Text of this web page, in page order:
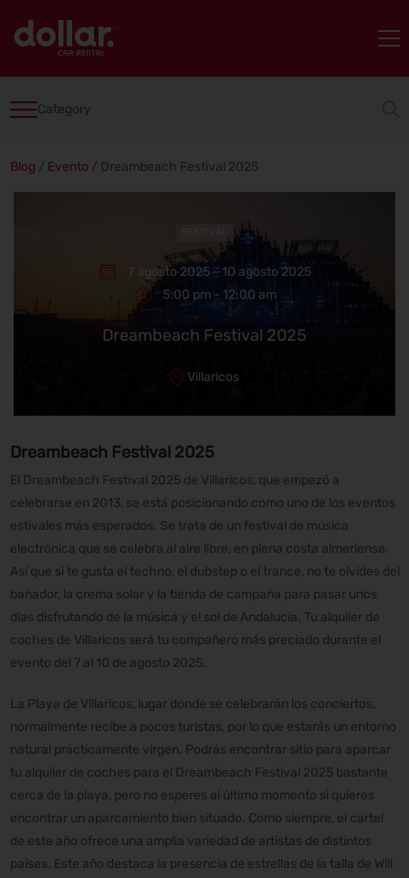
Category
Blog / Evento / Dreambeach Festival 2025
7 agosto 2025 - 10 agosto 2025
5:00 pm - 12:00 am
Dreambeach Festival 2025
Villaricos
Dreambeach Festival 2025
El Dreambeach Festival 2025 de Villaricos, que empezó a
celebrarse en 2013, se está posicionando como uno de los eventos
estivales más esperados. Se trata de un festival de música
electrónica que se celebra al aire libre, en plena costa almeriense.
Así que si te gusta el techno, el dubstep o el trance, no te olvides del
bañador, la crema solar y la tienda de campaña para pasar unos
días disfrutando de la música y el sol de Andalucía. Tu alquiler de
coches de Villaricos será tu compañero más preciado durante el
evento del 7 al 10 de agosto 2025.
La Playa de Villaricos, lugar donde se celebrarán los conciertos,
normalmente recibe a pocos turistas, por lo que estarás un entorno
natural prácticamente virgen. Podrás encontrar sitio para aparcar
tu alquiler de coches para el Dreambeach Festival 2025 bastante
cerca de la playa, pero no esperes al último momento si quieres
encontrar un aparcamiento bien situado. Como siempre, el cartel
de este año ofrece una amplia variedad de artistas de distintos
países. Este año destaca la presencia de estrellas de la talla de Will